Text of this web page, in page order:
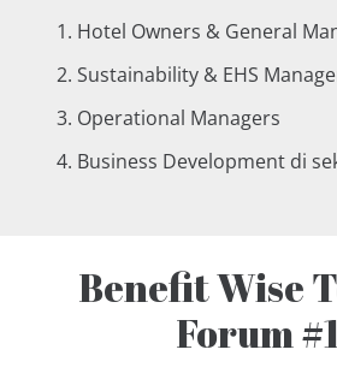
Hotel Owners & General
Sustainability & EHS
Operational Managers
Business Development di
Benefit Wise
Forum